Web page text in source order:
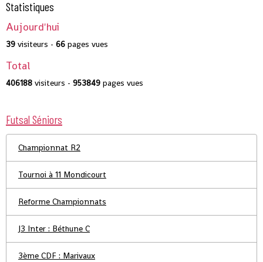
Statistiques
Aujourd'hui
39 visiteurs - 66 pages vues
Total
406188 visiteurs - 953849 pages vues
Futsal Séniors
Championnat R2
Tournoi à 11 Mondicourt
Reforme Championnats
J3 Inter : Béthune C
3ème CDF : Marivaux